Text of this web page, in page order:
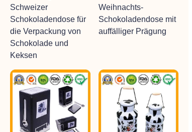
Schweizer
Schokoladendose für
die Verpackung von
Schokolade und
Keksen
Weihnachts-
Schokoladendose mit
auffälliger Prägung